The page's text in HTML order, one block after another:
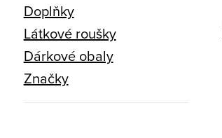
Doplňky
Látkové roušky
Dárkové obaly
Značky